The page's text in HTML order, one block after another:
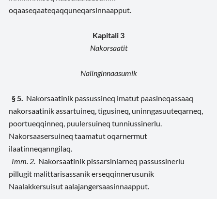
oqaaseqaateqaqquneqarsinnaapput.
Kapitali 3
Nakorsaatit
Nalinginnaasumik
§ 5. Nakorsaatinik passussineq imatut paasineqassaaq
nakorsaatinik assartuineq, tigusineq, uninngasuuteqarneq,
poortueqqinneq, puulersuineq tunniussinerlu.
Nakorsaasersuineq taamatut oqarnermut
ilaatinneqanngilaq.
Imm. 2. Nakorsaatinik pissarsiniarneq passussinerlu
pillugit malittarisassanik erseqqinnerusunik
Naalakkersuisut aalajangersaasinnaapput.